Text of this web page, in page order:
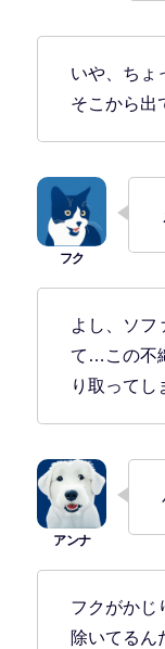
いや、ちょ
そこから出
よし、ソフ
て…この不
り取ってし
フクがかじ
除いてるん